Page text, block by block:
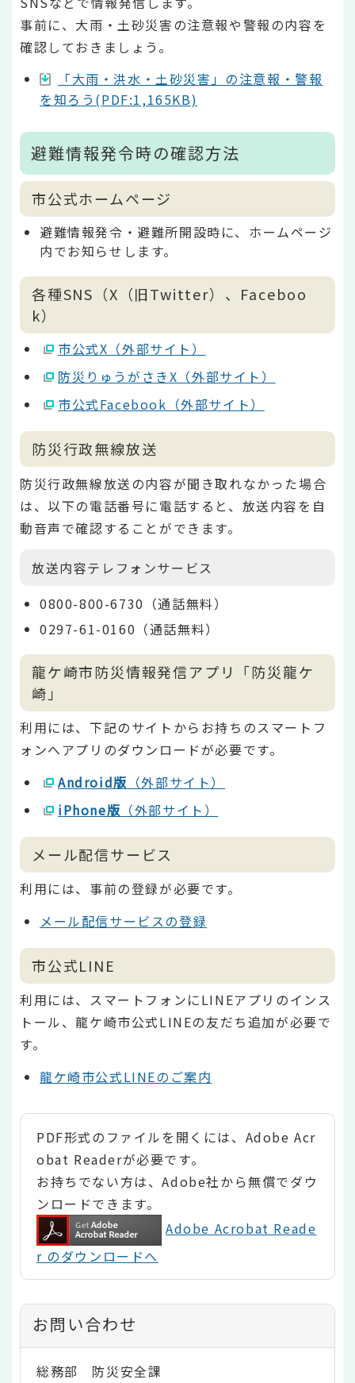
事前に、大雨・土砂災害の注意報や警報の内容を
確認しておきましょう。
「大雨・洪水・土砂災害」の注意報・警報
を知ろう(PDF:1,165KB)
避難情報発令時の確認方法
市公式ホームページ
避難情報発令・避難所開設時に、ホームページ
内でお知らせします。
各種SNS（X（旧Twitter）、Faceboo
k）
市公式X（外部サイト）
防災りゅうがさきX（外部サイト）
市公式Facebook（外部サイト）
防災行政無線放送
防災行政無線放送の内容が聞き取れなかった場合
は、以下の電話番号に電話すると、放送内容を自
動音声で確認することができます。
放送内容テレフォンサービス
0800-800-6730（通話無料）
0297-61-0160（通話無料）
龍ケ崎市防災情報発信アプリ「防災龍ケ
崎」
利用には、下記のサイトからお持ちのスマートフ
ォンへアプリのダウンロードが必要です。
Android版 （外部サイト）
iPhone版 （外部サイト）
メール配信サービス
利用には、事前の登録が必要です。
メール配信サービスの登録
市公式LINE
利用には、スマートフォンにLINEアプリのインス
トール、龍ケ崎市公式LINEの友だち追加が必要で
す。
龍ケ崎市公式LINEのご案内
PDF形式のファイルを開くには、Adobe Acr
obat Readerが必要です。
お持ちでない方は、Adobe社から無償でダウ
ンロードできます。
Adobe Acrobat Reade
r のダウンロードへ
お問い合わせ
総務部 防災安全課